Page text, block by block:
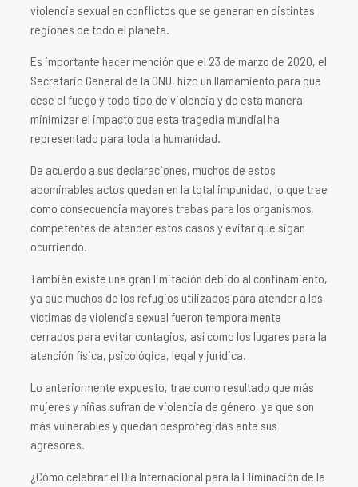
violencia sexual en conflictos que se generan en distintas
regiones de todo el planeta.
Es importante hacer mención que el 23 de marzo de 2020, el
Secretario General de la ONU, hizo un llamamiento para que
cese el fuego y todo tipo de violencia y de esta manera
minimizar el impacto que esta tragedia mundial ha
representado para toda la humanidad.
De acuerdo a sus declaraciones, muchos de estos
abominables actos quedan en la total impunidad, lo que trae
como consecuencia mayores trabas para los organismos
competentes de atender estos casos y evitar que sigan
ocurriendo.
También existe una gran limitación debido al confinamiento,
ya que muchos de los refugios utilizados para atender a las
víctimas de violencia sexual fueron temporalmente
cerrados para evitar contagios, así como los lugares para la
atención física, psicológica, legal y jurídica.
Lo anteriormente expuesto, trae como resultado que más
mujeres y niñas sufran de violencia de género, ya que son
más vulnerables y quedan desprotegidas ante sus
agresores.
¿Cómo celebrar el Día Internacional para la Eliminación de la